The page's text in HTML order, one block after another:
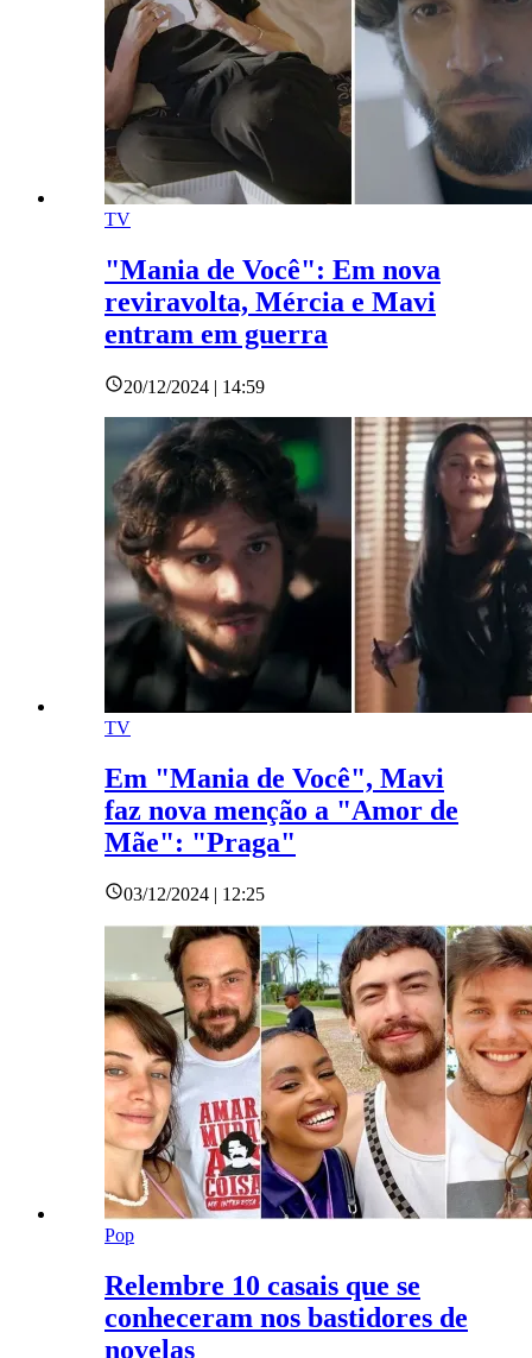
TV
"Mania de Você": Em nova
reviravolta, Mércia e Mavi
entram em guerra
20/12/2024 | 14:59
TV
Em "Mania de Você", Mavi
faz nova menção a "Amor de
Mãe": "Praga"
03/12/2024 | 12:25
Pop
Relembre 10 casais que se
conheceram nos bastidores de
novelas